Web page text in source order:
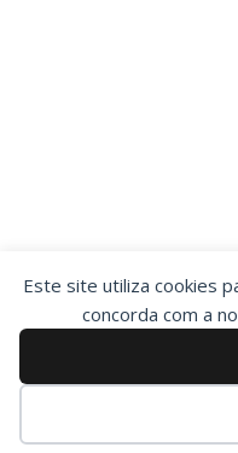
Este site utiliza cookies
concorda com a